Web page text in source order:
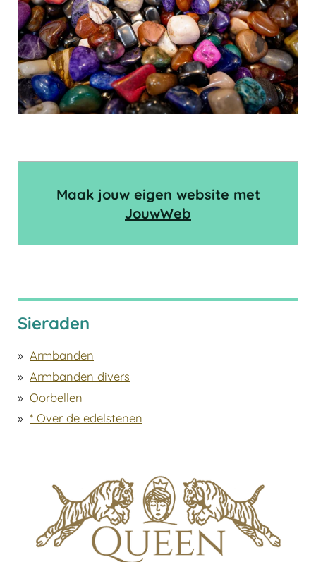
Maak jouw eigen website met
JouwWeb
Sieraden
Armbanden
Armbanden divers
Oorbellen
* Over de edelstenen